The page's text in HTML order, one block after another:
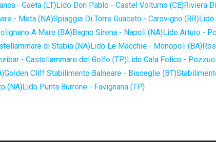
- Gaeta (LT)Lido Don Pablo - Castel Volturno (CE)Riviera
- Meta (NA)Spiaggia Di Torre Guaceto - Carovigno (BR)Lido
A Mare (BA)Bagno Sirena - Napoli (NA)Lido Arturo -
di Stabia (NA)Lido Le Macchie - Monopoli (BA)
- Castellammare del Golfo (TP)Lido Cala Felice -
Golden Cliff Stabilimento Balneare - Bisceglie (BT)
(NA)Lido Punta Burrone - Favignana (TP)